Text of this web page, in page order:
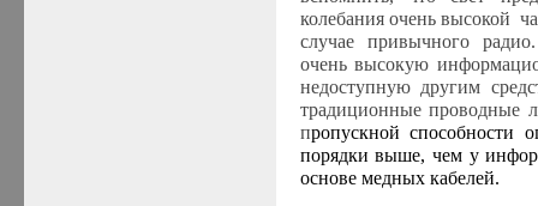
колебания очень высокой
случае привычного
очень высокую
недоступную другим
традиционные проводные
пропускной способности
порядки выше, чем у
основе медных кабелей.